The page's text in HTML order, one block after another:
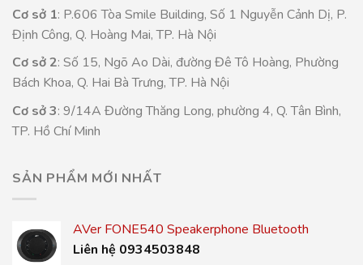
Cơ sở 1: P.606 Tòa Smile Building, Số 1 Nguyễn Cảnh Dị, P.
Định Công, Q. Hoàng Mai, TP. Hà Nội
Cơ sở 2: Số 15, Ngõ Ao Dài, đường Đê Tô Hoàng, Phường
Bách Khoa, Q. Hai Bà Trưng, TP. Hà Nội
Cơ sở 3: 9/14A Đường Thăng Long, phường 4, Q. Tân Bình,
TP. Hồ Chí Minh
SẢN PHẨM MỚI NHẤT
AVer FONE540 Speakerphone Bluetooth
Liên hệ 0934503848